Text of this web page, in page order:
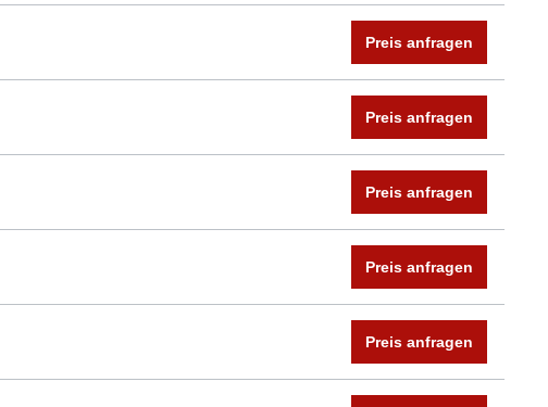
Preis anfragen
Preis anfragen
Preis anfragen
Preis anfragen
Preis anfragen